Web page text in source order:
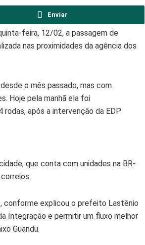
Enviar
feira, 12/02, a passagem de
nas proximidades da agência dos
o mês passado, mas com
Hoje pela manhã ela foi
após a intervenção da EDP
que conta com unidades na BR-
conforme explicou o prefeito Lastênio
Integração e permitir um fluxo melhor
Guandu.